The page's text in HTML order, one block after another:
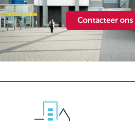
Contacteer ons